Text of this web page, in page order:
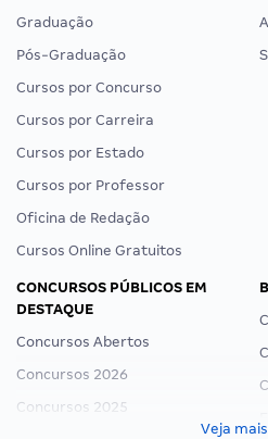
Graduação
Pós-Graduação
Cursos por Concurso
Cursos por Carreira
Cursos por Estado
Cursos por Professor
Oficina de Redação
Cursos Online Gratuitos
CONCURSOS PÚBLICOS EM
DESTAQUE
Concursos Abertos
Concursos 2026
Concursos 2025
Veja mais